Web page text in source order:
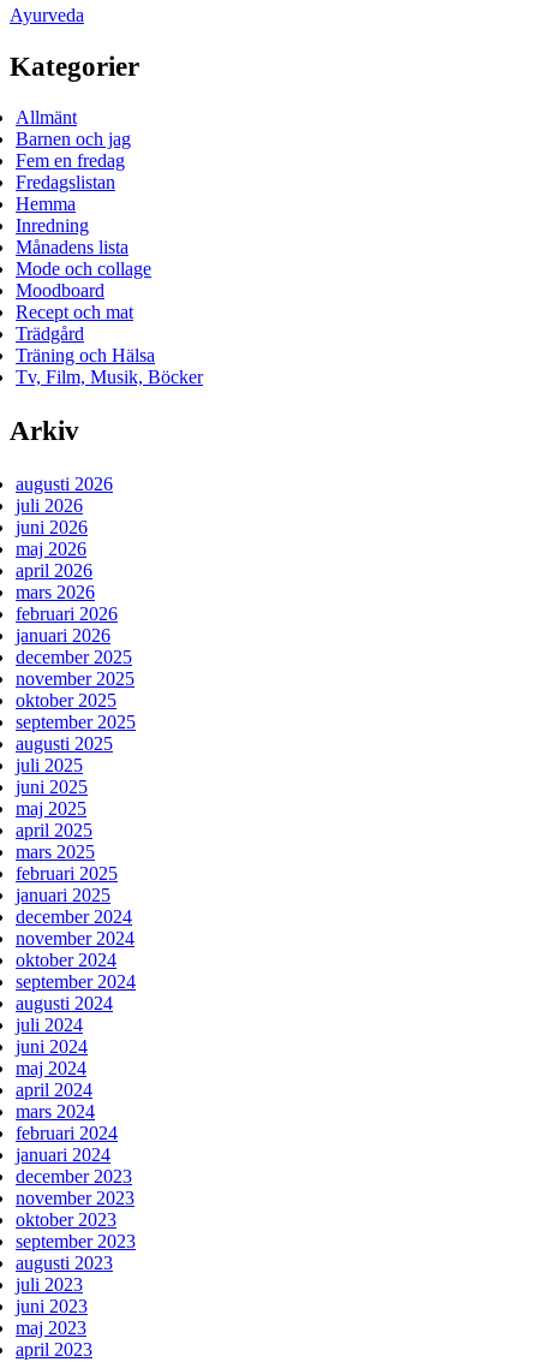
Ayurveda
Kategorier
Allmänt
Barnen och jag
Fem en fredag
Fredagslistan
Hemma
Inredning
Månadens lista
Mode och collage
Moodboard
Recept och mat
Trädgård
Träning och Hälsa
Tv, Film, Musik, Böcker
Arkiv
augusti 2026
juli 2026
juni 2026
maj 2026
april 2026
mars 2026
februari 2026
januari 2026
december 2025
november 2025
oktober 2025
september 2025
augusti 2025
juli 2025
juni 2025
maj 2025
april 2025
mars 2025
februari 2025
januari 2025
december 2024
november 2024
oktober 2024
september 2024
augusti 2024
juli 2024
juni 2024
maj 2024
april 2024
mars 2024
februari 2024
januari 2024
december 2023
november 2023
oktober 2023
september 2023
augusti 2023
juli 2023
juni 2023
maj 2023
april 2023